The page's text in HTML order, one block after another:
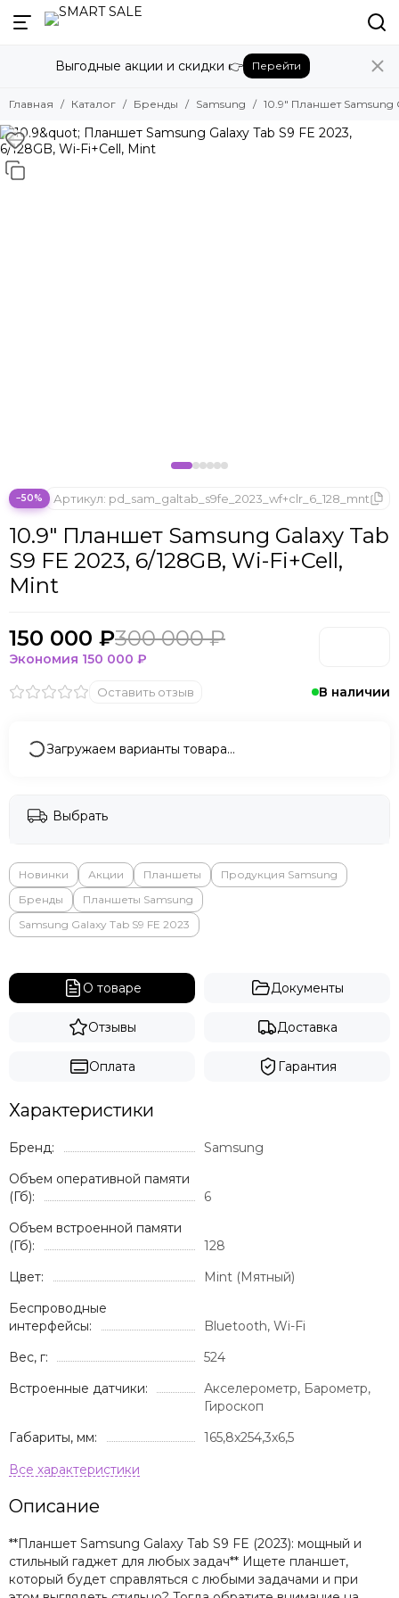
Назад
Бренды
Amazon
Apple
Beats
Bose
ONYX BOOX
Oukitel
Pico
Plaud Note
Realme
Samsung
Tecno
Xbox
Яндекс
Выгодные акции и скидки 👉 Перейти
Главная Каталог Бренды Samsung 10.9" Планшет Samsung
−50%
В наличии
10.9" Планшет Samsung Galaxy Tab
S9 FE 2023, 6/128GB, Wi-Fi+Cell,
Mint
Артикул: pd_sam_galtab_s9fe_2023_wf+clr_6_128_mnt
Оставить отзыв
150 000 ₽300 000 ₽
Экономия 150 000 ₽
Загружаем варианты товара…
Выбрать
Новинки Акции Планшеты
Продукция Samsung
Бренды
Планшеты Samsung
Samsung Galaxy Tab S9 FE 2023
О товаре Документы
Отзывы Доставка
Оплата Гарантия
Характеристики
Бренд:
Samsung
Объем оперативной памяти
(Гб):
6
Объем встроенной памяти
(Гб):
128
Цвет:
Mint (Мятный)
Беспроводные
интерфейсы:
Bluetooth, Wi-Fi
Вес, г:
524
Встроенные датчики:
Акселерометр, Барометр,
Гироскоп
Габариты, мм:
165,8x254,3x6,5
Описание
**Планшет Samsung Galaxy Tab S9 FE (2023): мощный и
стильный гаджет для любых задач** Ищете планшет,
который будет справляться с любыми задачами и при